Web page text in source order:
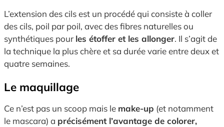
L’extension des cils est un procédé qui consiste à coller
des cils, poil par poil, avec des fibres naturelles ou
synthétiques pour les étoffer et les allonger. Il s’agit de
la technique la plus chère et sa durée varie entre deux et
quatre semaines.
Le maquillage
Ce n’est pas un scoop mais le make-up (et notamment
le mascara) a précisément l’avantage de colorer,